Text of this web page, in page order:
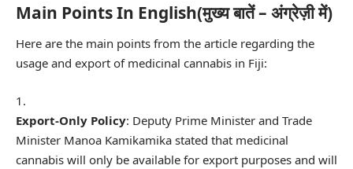
Main Points In English(मुख्य बातें – अंग्रेज़ी में)
Here are the main points from the article regarding the
usage and export of medicinal cannabis in Fiji:
Export-Only Policy: Deputy Prime Minister and Trade
Minister Manoa Kamikamika stated that medicinal
cannabis will only be available for export purposes and will